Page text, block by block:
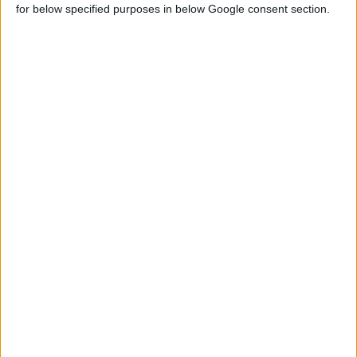
for below specified purposes in below Google consent section.